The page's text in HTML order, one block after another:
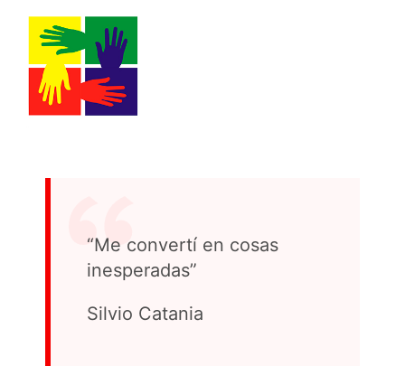
“Me convertí en cosas
inesperadas”
Silvio Catania